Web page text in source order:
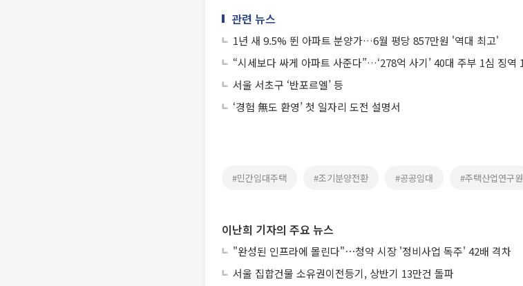
관련 뉴스
1년 새 9.5% 뛴 아파트 분양가…6월 평당 857만원 '역대 최고'
“시세보다 싸게 아파트 사준다”…‘278억 사기’ 40대 주부 1심 징역
서울 서초구 ‘반포르엘’ 등
‘경험 無도 환영’ 첫 일자리 도전 설명서
#민간임대주택 #조기분양전환 #공공임대 #주택산업연구원
이난희 기자의 주요 뉴스
"완성된 인프라에 몰린다"⋯청약 시장 '정비사업 독주' 42배 격차
서울 집합건물 소유권이전등기, 상반기 13만건 돌파